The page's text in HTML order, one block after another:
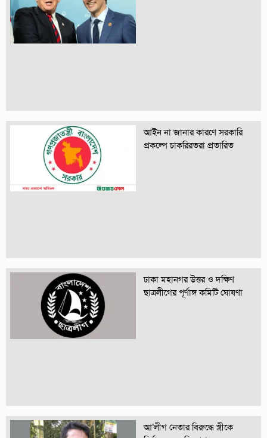
আইন না জানার কারণে সরকারি
প্রকল্পে চাকরিরতরা প্রতারিত
ঢাকা মহানগর উত্তর ও দক্ষিণ
ছাত্রলীগের পূর্ণাঙ্গ কমিটি ঘোষণা
আ’লীগ নেতার বিরুদ্ধে স্ত্রীকে